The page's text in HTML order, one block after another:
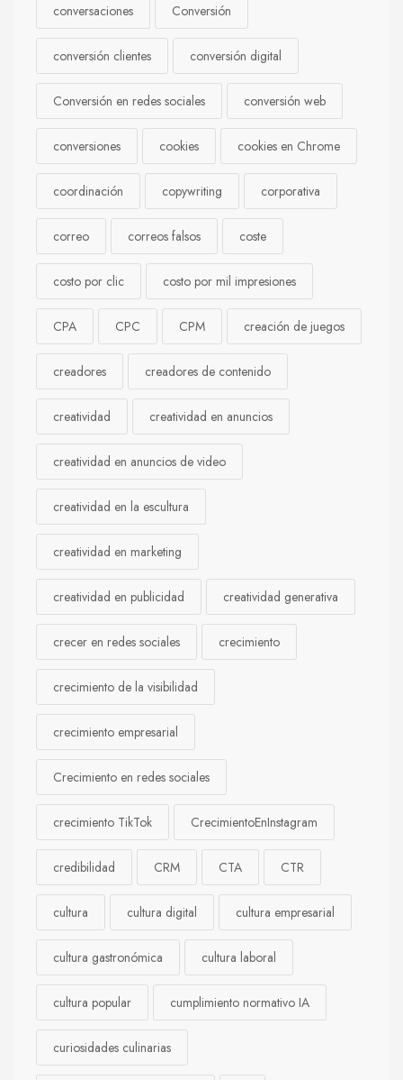
conversaciones Conversión
conversión clientes conversión digital
Conversión en redes sociales conversión web
conversiones cookies cookies en Chrome
coordinación copywriting corporativa
correo correos falsos coste
costo por clic costo por mil impresiones
CPA CPC CPM creación de juegos
creadores creadores de contenido
creatividad creatividad en anuncios
creatividad en anuncios de video
creatividad en la escultura
creatividad en marketing
creatividad en publicidad creatividad generativa
crecer en redes sociales crecimiento
crecimiento de la visibilidad
crecimiento empresarial
Crecimiento en redes sociales
crecimiento TikTok CrecimientoEnInstagram
credibilidad CRM CTA CTR
cultura cultura digital cultura empresarial
cultura gastronómica cultura laboral
cultura popular cumplimiento normativo IA
curiosidades culinarias